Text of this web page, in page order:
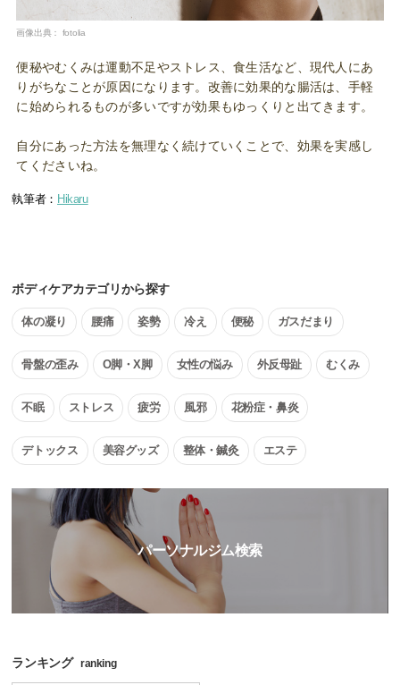
画像出典： fotolia
便秘やむくみは運動不足やストレス、食生活など、現代人にあ
りがちなことが原因になります。改善に効果的な腸活は、手軽
に始められるものが多いですが効果もゆっくりと出てきます。
自分にあった方法を無理なく続けていくことで、効果を実感し
てくださいね。
執筆者： Hikaru
ボディケアカテゴリから探す
体の凝り 腰痛 姿勢 冷え 便秘 ガスだまり
骨盤の歪み O脚・X脚 女性の悩み 外反母趾 むくみ
不眠 ストレス 疲労 風邪 花粉症・鼻炎
デトックス 美容グッズ 整体・鍼灸 エステ
パーソナルジム検索
ランキング ranking